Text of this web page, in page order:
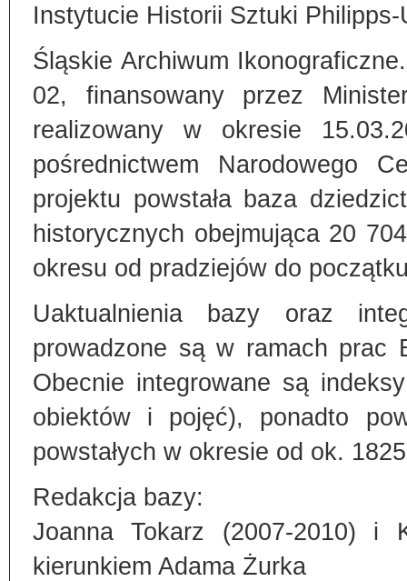
Instytucie Historii Sztuki
Śląskie Archiwum
02, finansowany przez
realizowany w okresie
pośrednictwem Narodowego
projektu powstała baza
historycznych obejmująca 20
okresu od pradziejów do
Uaktualnienia bazy oraz
prowadzone są w ramach prac
Obecnie integrowane są
obiektów i pojęć), ponadto
powstałych w okresie od ok.
Redakcja bazy:
Joanna Tokarz (2007-2010) i
kierunkiem Adama Żurka